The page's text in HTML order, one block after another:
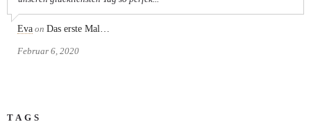
Eva on Das erste Mal…
Februar 6, 2020
TAGS